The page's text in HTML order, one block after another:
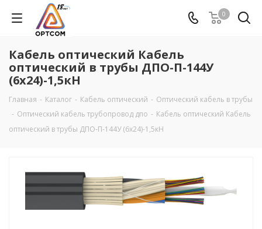
0
Кабель оптический Кабель
оптический в трубы ДПО-П-144У
(6х24)-1,5кН
Главная - Каталог - Кабель оптический - Оптический кабель в трубы
- Оптический кабель трубопровод дпо - Кабель оптический Кабель
оптический в трубы ДПО-П-144У (6х24)-1,5кН